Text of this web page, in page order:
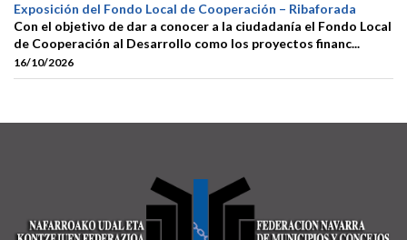
Exposición del Fondo Local de Cooperación – Ribaforada
Con el objetivo de dar a conocer a la ciudadanía el Fondo Local
de Cooperación al Desarrollo como los proyectos financ...
16/10/2026